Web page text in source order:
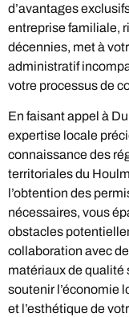
d’avantages
entreprise familiale,
décennies, met à
administratif
votre processus de
En faisant appel à
expertise locale
connaissance des
territoriales du
l’obtention des
nécessaires, vous
obstacles
collaboration avec
matériaux de qualité
soutenir l’économie
et l’esthétique de